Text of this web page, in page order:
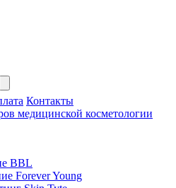
Контакты
BBL
Forever Young